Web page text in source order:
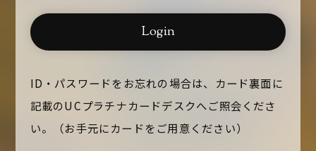
Login
ID・パスワードをお忘れの場合は、カード裏面に
記載のUCプラチナカードデスクへご照会くださ
い。
（お手元にカードをご用意ください）